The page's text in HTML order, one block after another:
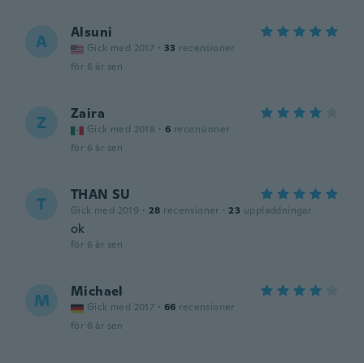
A Alsuni
Gick med 2017 · 33 recensioner
för 6 år sen
Z Zaira
Gick med 2018 · 6 recensioner
för 6 år sen
T THAN SU
Gick med 2019 · 28 recensioner · 23 uppladdningar
ok
för 6 år sen
M Michael
Gick med 2017 · 66 recensioner
för 6 år sen